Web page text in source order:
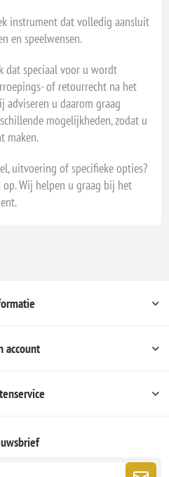
instrument dat volledig aansluit
en speelwensen.
dat speciaal voor u wordt
of retourrecht na het
adviseren u daarom graag
mogelijkheden, zodat u
maken.
uitvoering of specifieke opties?
Wij helpen u graag bij het
account